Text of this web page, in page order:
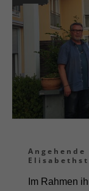
Im Rahmen